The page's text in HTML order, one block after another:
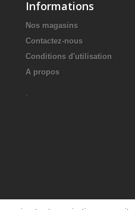
Informations
Nos magasins
Contactez-nous
Conditions d'utilisation
A propos
.